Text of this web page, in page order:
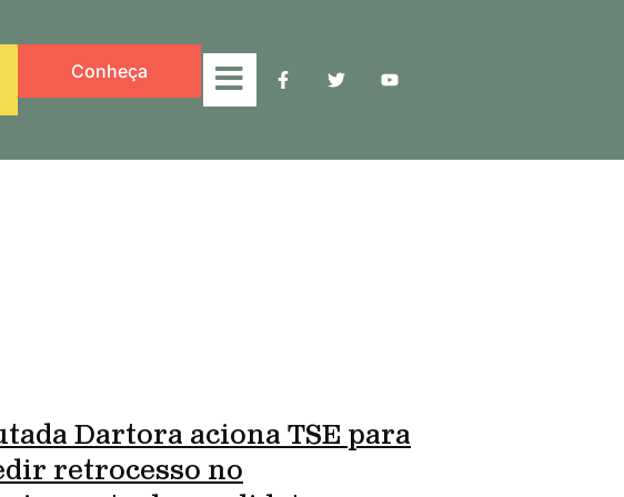
Conheça
Dartora aciona TSE para
retrocesso no